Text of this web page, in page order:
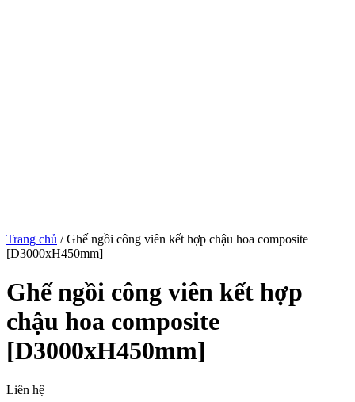
Trang chủ /Ghế ngồi công viên kết hợp chậu hoa composite
[D3000xH450mm]
Ghế ngồi công viên kết hợp
chậu hoa composite
[D3000xH450mm]
Liên hệ